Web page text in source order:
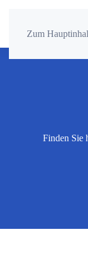
Zum
Finden Sie